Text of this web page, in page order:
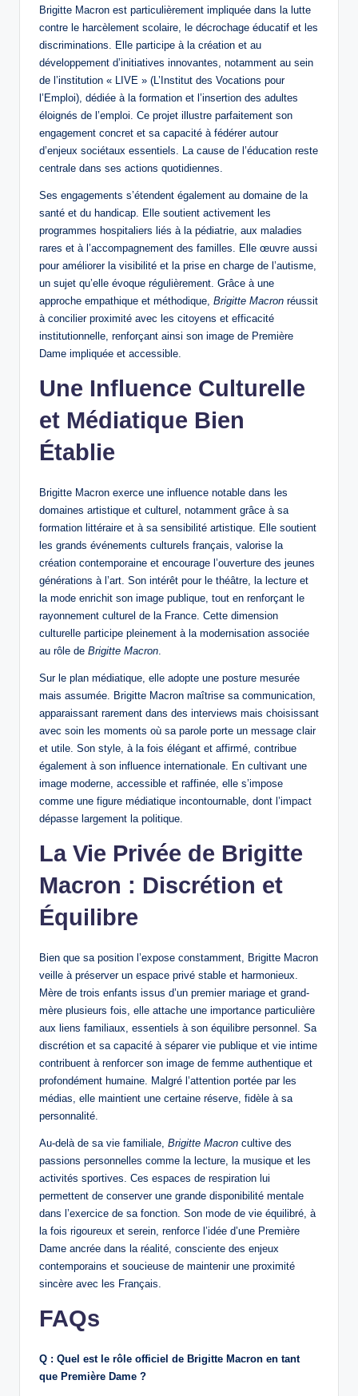
Brigitte Macron est particulièrement impliquée dans la lutte
contre le harcèlement scolaire, le décrochage éducatif et les
discriminations. Elle participe à la création et au
développement d’initiatives innovantes, notamment au sein
de l’institution « LIVE » (L’Institut des Vocations pour
l’Emploi), dédiée à la formation et l’insertion des adultes
éloignés de l’emploi. Ce projet illustre parfaitement son
engagement concret et sa capacité à fédérer autour
d’enjeux sociétaux essentiels. La cause de l’éducation reste
centrale dans ses actions quotidiennes.
Ses engagements s’étendent également au domaine de la
santé et du handicap. Elle soutient activement les
programmes hospitaliers liés à la pédiatrie, aux maladies
rares et à l’accompagnement des familles. Elle œuvre aussi
pour améliorer la visibilité et la prise en charge de l’autisme,
un sujet qu’elle évoque régulièrement. Grâce à une
approche empathique et méthodique, Brigitte Macron réussit
à concilier proximité avec les citoyens et efficacité
institutionnelle, renforçant ainsi son image de Première
Dame impliquée et accessible.
Une Influence Culturelle
et Médiatique Bien
Établie
Brigitte Macron exerce une influence notable dans les
domaines artistique et culturel, notamment grâce à sa
formation littéraire et à sa sensibilité artistique. Elle soutient
les grands événements culturels français, valorise la
création contemporaine et encourage l’ouverture des jeunes
générations à l’art. Son intérêt pour le théâtre, la lecture et
la mode enrichit son image publique, tout en renforçant le
rayonnement culturel de la France. Cette dimension
culturelle participe pleinement à la modernisation associée
au rôle de Brigitte Macron
Sur le plan médiatique, elle adopte une posture mesurée
mais assumée. Brigitte Macron maîtrise sa communication,
apparaissant rarement dans des interviews mais choisissant
avec soin les moments où sa parole porte un message clair
et utile. Son style, à la fois élégant et affirmé, contribue
également à son influence internationale. En cultivant une
image moderne, accessible et raffinée, elle s’impose
comme une figure médiatique incontournable, dont l’impact
dépasse largement la politique.
La Vie Privée de Brigitte
Macron : Discrétion et
Équilibre
Bien que sa position l’expose constamment, Brigitte Macron
veille à préserver un espace privé stable et harmonieux.
Mère de trois enfants issus d’un premier mariage et grand-
mère plusieurs fois, elle attache une importance particulière
aux liens familiaux, essentiels à son équilibre personnel. Sa
discrétion et sa capacité à séparer vie publique et vie intime
contribuent à renforcer son image de femme authentique et
profondément humaine. Malgré l’attention portée par les
médias, elle maintient une certaine réserve, fidèle à sa
personnalité.
Au-delà de sa vie familiale, Brigitte Macron cultive des
passions personnelles comme la lecture, la musique et les
activités sportives. Ces espaces de respiration lui
permettent de conserver une grande disponibilité mentale
dans l’exercice de sa fonction. Son mode de vie équilibré, à
la fois rigoureux et serein, renforce l’idée d’une Première
Dame ancrée dans la réalité, consciente des enjeux
contemporains et soucieuse de maintenir une proximité
sincère avec les Français.
FAQs
Q : Quel est le rôle officiel de Brigitte Macron en tant
que Première Dame ?